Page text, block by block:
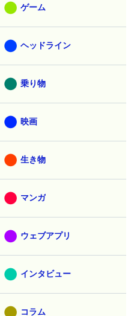
ゲーム
ヘッドライン
乗り物
映画
生き物
マンガ
ウェブアプリ
インタビュー
コラム